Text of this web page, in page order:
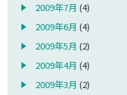
2009年7月 (4)
2009年6月 (4)
2009年5月 (2)
2009年4月 (4)
2009年3月 (2)